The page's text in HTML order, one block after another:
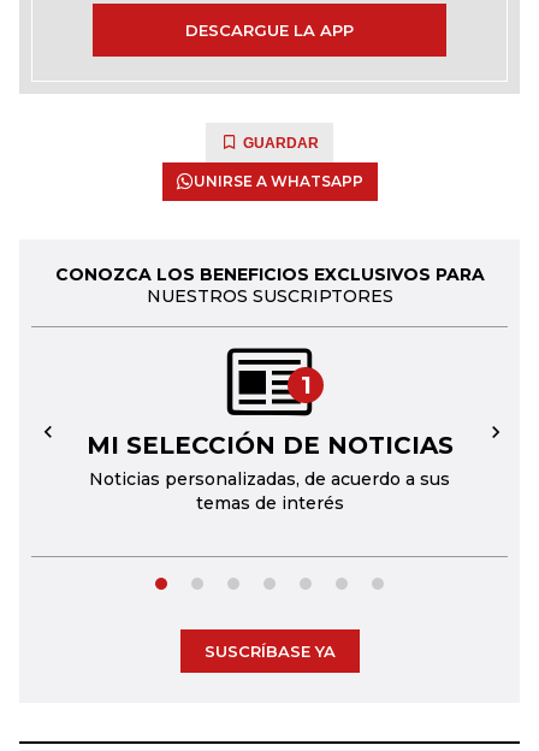
DESCARGUE LA APP
GUARDAR
UNIRSE A WHATSAPP
CONOZCA LOS BENEFICIOS EXCLUSIVOS PARA
NUESTROS SUSCRIPTORES
1
MI SELECCIÓN DE NOTICIAS
Noticias personalizadas, de acuerdo a sus
temas de interés
← →
SUSCRÍBASE YA